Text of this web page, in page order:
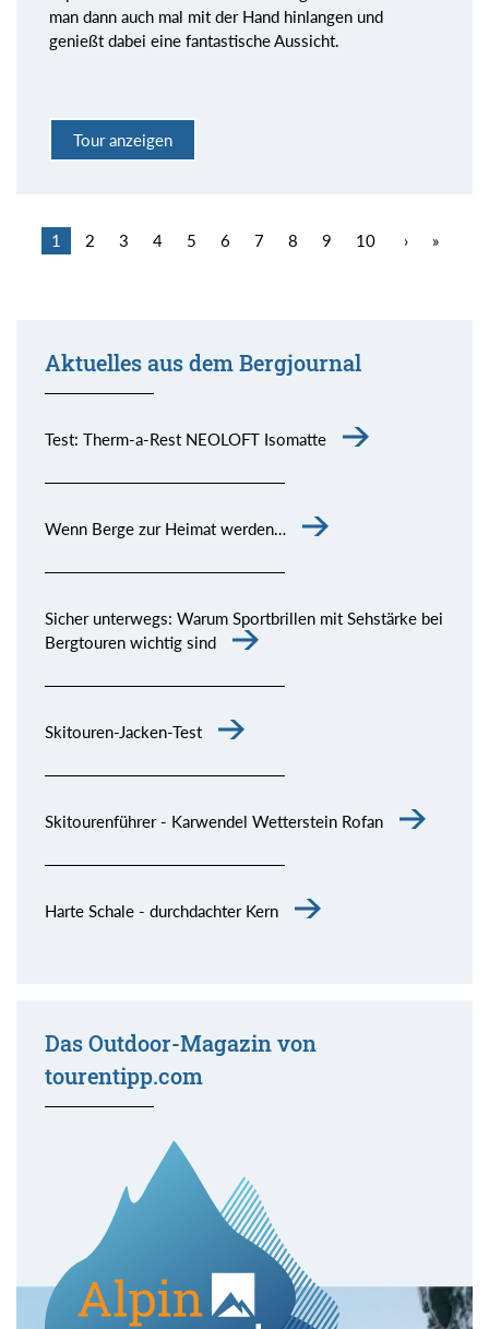
man dann auch mal mit der Hand hinlangen und
genießt dabei eine fantastische Aussicht.
Tour anzeigen
1 2 3 4 5 6 7 8 9 10 › »
Aktuelles aus dem Bergjournal
Test: Therm-a-Rest NEOLOFT Isomatte
Wenn Berge zur Heimat werden…
Sicher unterwegs: Warum Sportbrillen mit Sehstärke bei
Bergtouren wichtig sind
Skitouren-Jacken-Test
Skitourenführer - Karwendel Wetterstein Rofan
Harte Schale - durchdachter Kern
Das Outdoor-Magazin von
tourentipp.com